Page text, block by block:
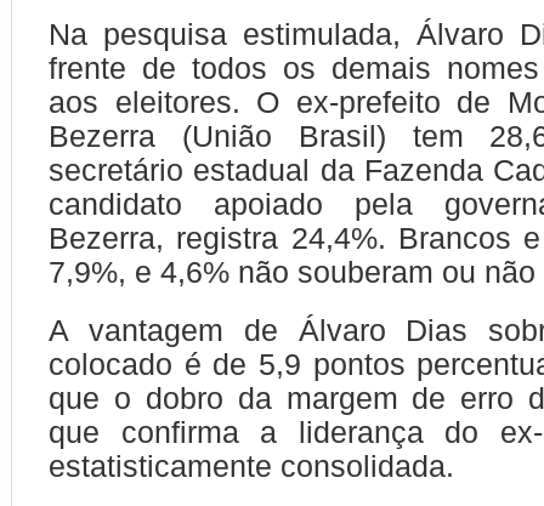
Na pesquisa estimulada, Álvaro
frente de todos os demais nomes
aos eleitores. O ex-prefeito de
Bezerra (União Brasil) tem
secretário estadual da Fazenda
candidato apoiado pela
Bezerra, registra 24,4%. Brancos
7,9%, e 4,6% não souberam ou
A vantagem de Álvaro Dias
colocado é de 5,9 pontos
que o dobro da margem de erro
que confirma a liderança do ex-
estatisticamente consolidada.